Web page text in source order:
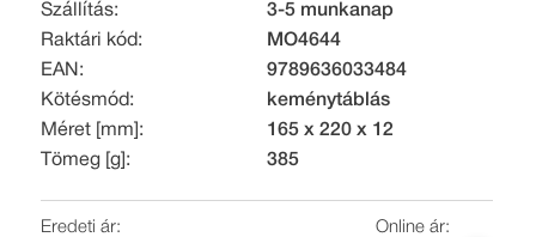
Szállítás:
3-5 munkanap
Raktári kód:
MO4644
EAN:
9789636033484
Kötésmód:
keménytáblás
Méret [mm]:
165 x 220 x 12
Tömeg [g]:
385
Eredeti ár:
Online ár: